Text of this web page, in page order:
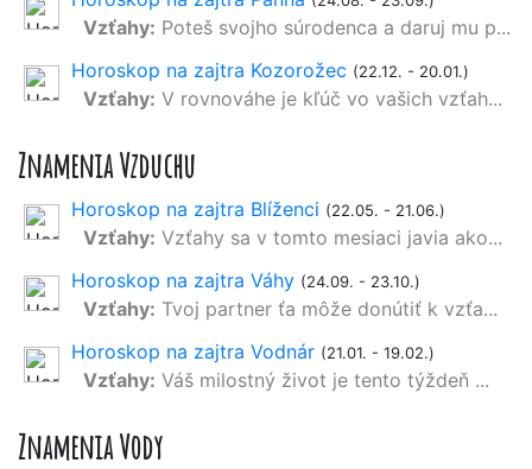
Vzťahy: Poteš svojho súrodenca a daruj mu p...
Horoskop na zajtra Kozorožec (22.12. - 20.01.)
Vzťahy: V rovnováhe je kľúč vo vašich vzťah...
Znamenia Vzduchu
Horoskop na zajtra Blíženci (22.05. - 21.06.)
Vzťahy: Vzťahy sa v tomto mesiaci javia ako...
Horoskop na zajtra Váhy (24.09. - 23.10.)
Vzťahy: Tvoj partner ťa môže donútiť k vzťa...
Horoskop na zajtra Vodnár (21.01. - 19.02.)
Vzťahy: Váš milostný život je tento týždeň ...
Znamenia Vody